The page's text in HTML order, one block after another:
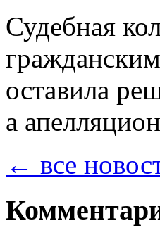
Судебная
оставила
а
← все